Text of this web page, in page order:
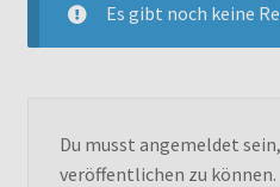
Es gibt noch keine
Du musst angemeldet
veröffentlichen zu können.